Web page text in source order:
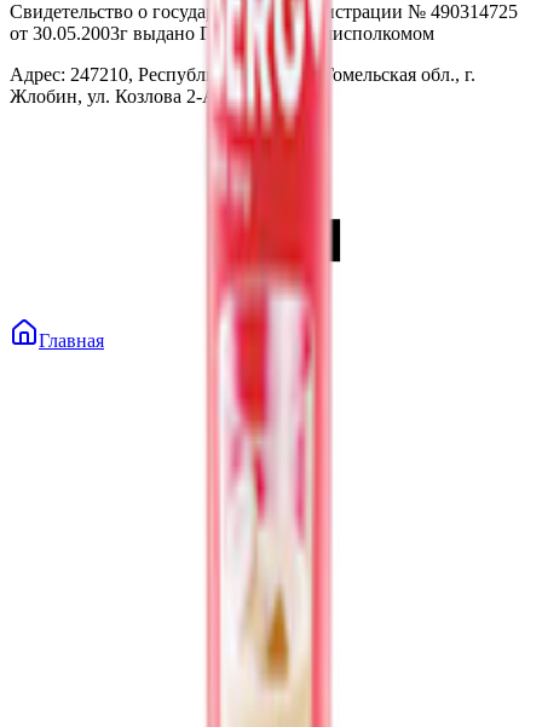
Свидетельство о государственной регистрации № 490314725
от 30.05.2003г выдано Гомельским облисполкомом
Адрес: 247210, Республика Беларусь, Гомельская обл., г.
Жлобин, ул. Козлова 2-А
Главная